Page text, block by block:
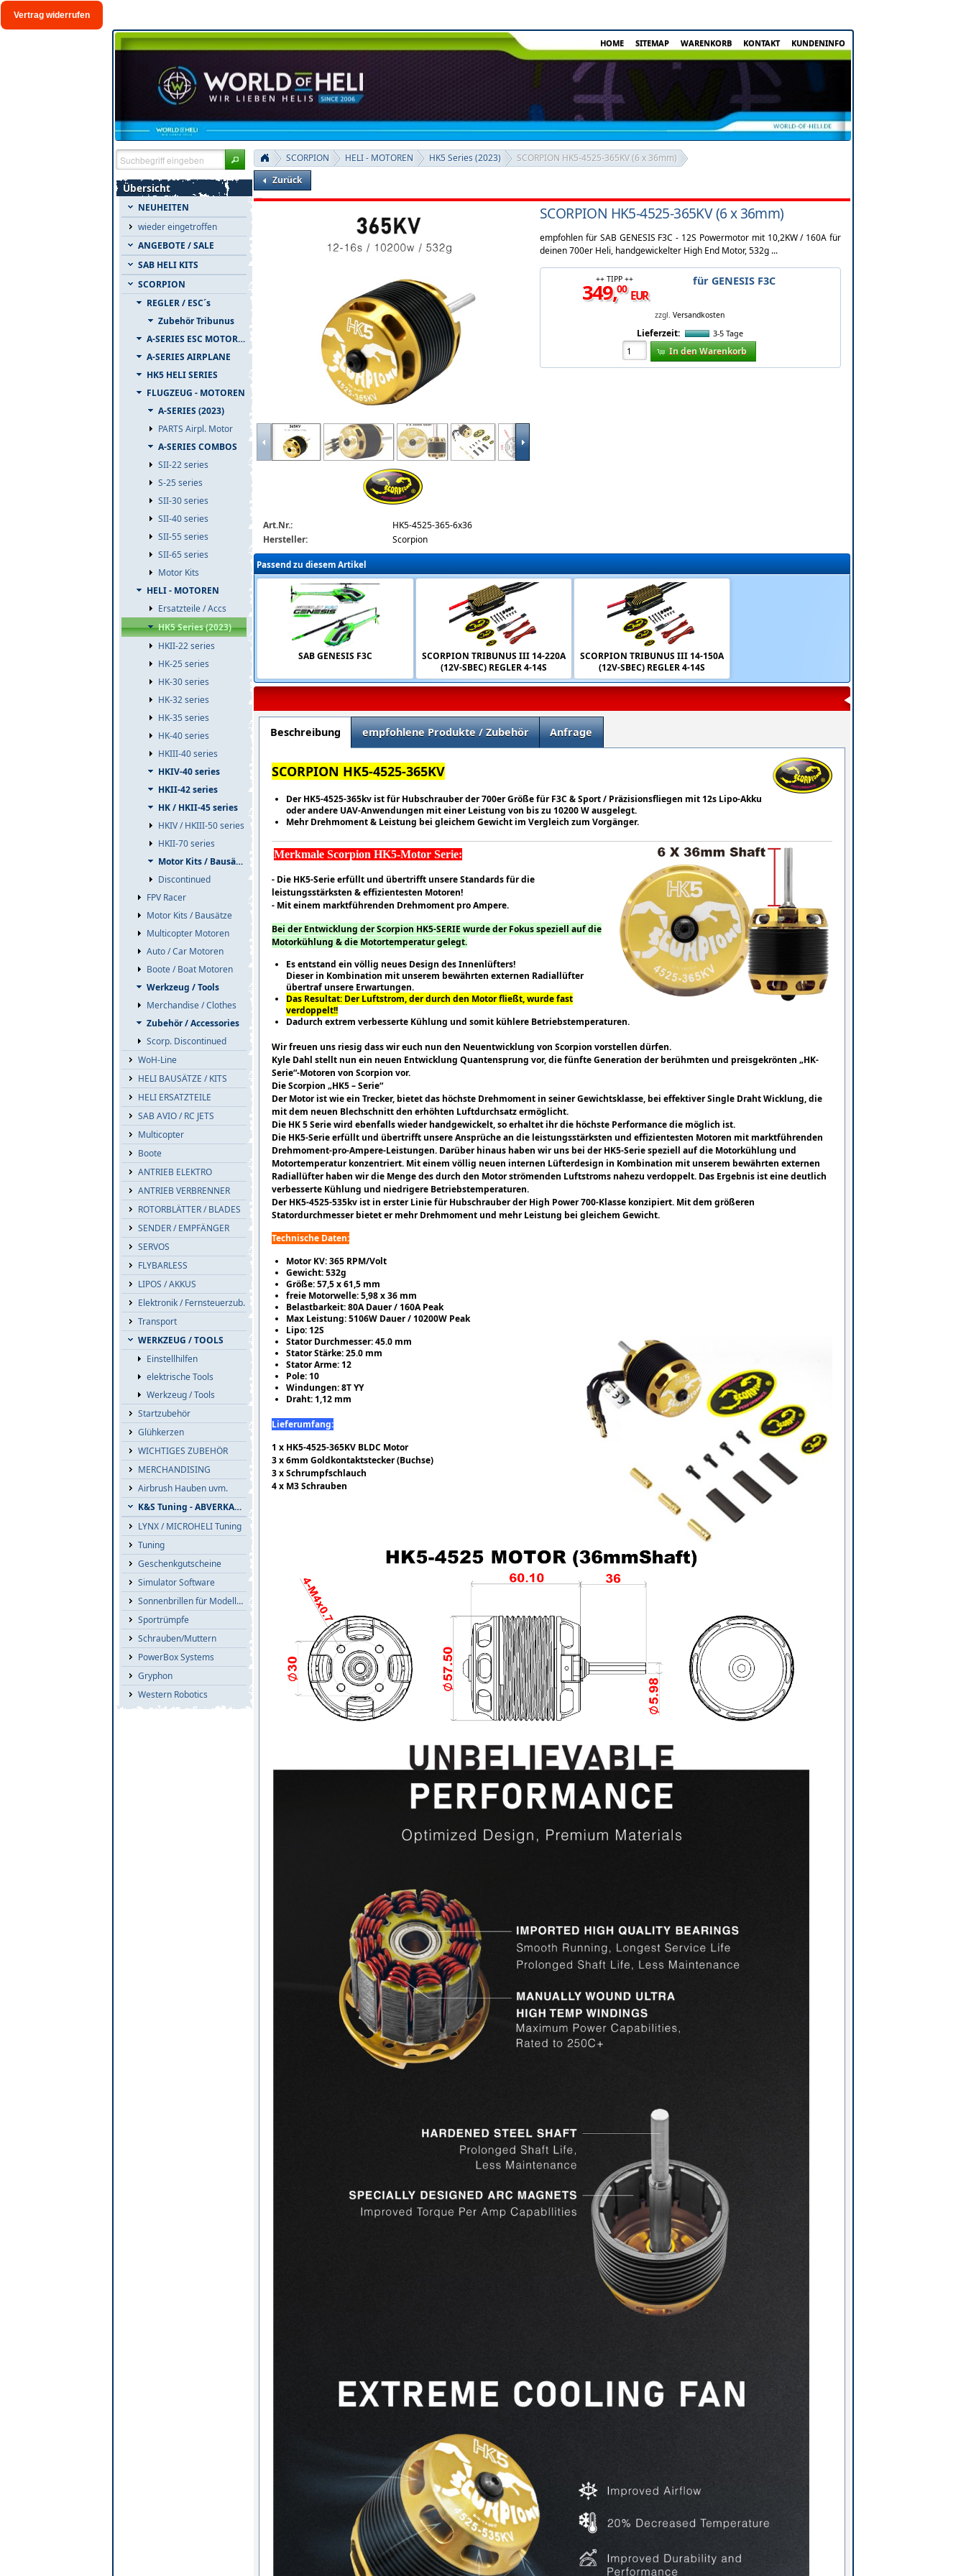
Vertrag widerrufen
HOME SITEMAP WARENKORB KONTAKT KUNDENINFO
Übersicht
NEUHEITEN
wieder eingetroffen
ANGEBOTE / SALE
SAB HELI KITS
SCORPION
REGLER / ESC´s
Zubehör Tribunus
A-SERIES ESC MOTOR COMBO
A-SERIES AIRPLANE
HK5 HELI SERIES
FLUGZEUG - MOTOREN
A-SERIES (2023)
PARTS Airpl. Motor
A-SERIES COMBOS
SII-22 series
S-25 series
SII-30 series
SII-40 series
SII-55 series
SII-65 series
Motor Kits
HELI - MOTOREN
Ersatzteile / Accs
HK5 Series (2023)
HKII-22 series
HK-25 series
HK-30 series
HK-32 series
HK-35 series
HK-40 series
HKIII-40 series
HKIV-40 series
HKII-42 series
HK / HKII-45 series
HKIV / HKIII-50 series
HKII-70 series
Motor Kits / Bausätze
Discontinued
FPV Racer
Motor Kits / Bausätze
Multicopter Motoren
Auto / Car Motoren
Boote / Boat Motoren
Werkzeug / Tools
Merchandise / Clothes
Zubehör / Accessories
Scorp. Discontinued
WoH-Line
HELI BAUSÄTZE / KITS
HELI ERSATZTEILE
SAB AVIO / RC JETS
Multicopter
Boote
ANTRIEB ELEKTRO
ANTRIEB VERBRENNER
ROTORBLÄTTER / BLADES
SENDER / EMPFÄNGER
SERVOS
FLYBARLESS
LIPOS / AKKUS
Elektronik / Fernsteuerzub.
Transport
WERKZEUG / TOOLS
Einstellhilfen
elektrische Tools
Werkzeug / Tools
Startzubehör
Glühkerzen
WICHTIGES ZUBEHÖR
MERCHANDISING
Airbrush Hauben uvm.
K&S Tuning - ABVERKAUF
LYNX / MICROHELI Tuning
Tuning
Geschenkgutscheine
Simulator Software
Sonnenbrillen für Modellflieger
Sportrümpfe
Schrauben/Muttern
PowerBox Systems
Gryphon
Western Robotics
SCORPION HELI - MOTOREN HK5 Series (2023)
SCORPION HK5-4525-365KV (6 x 36mm)
Zurück
scorpion-hk5-4525-365.jpg
Art.Nr.:
HK5-4525-365-6x36
Hersteller:
Scorpion
SCORPION HK5-4525-365KV (6 x 36mm)
empfohlen für SAB GENESIS F3C - 12S Powermotor mit 10,2KW / 160A für
deinen 700er Heli, handgewickelter High End Motor, 532g ...
++ TIPP ++
349,00 EUR
für GENESIS F3C
zzgl. Versandkosten
Lieferzeit: 3-5 Tage
In den Warenkorb
Passend zu diesem Artikel
SAB GENESIS F3C
SCORPION TRIBUNUS III 14-220A
(12V-SBEC) REGLER 4-14S
SCORPION TRIBUNUS III 14-150A
(12V-SBEC) REGLER 4-14S
Beschreibung empfohlene Produkte / Zubehör Anfrage
SCORPION HK5-4525-365KV
Der HK5-4525-365kv ist für Hubschrauber der 700er Größe für F3C & Sport / Präzisionsfliegen mit 12s Lipo-Akku
oder andere UAV-Anwendungen mit einer Leistung von bis zu 10200 W ausgelegt.
Mehr Drehmoment & Leistung bei gleichem Gewicht im Vergleich zum Vorgänger.
Merkmale Scorpion HK5-Motor Serie:
- Die HK5-Serie erfüllt und übertrifft unsere Standards für die
leistungsstärksten & effizientesten Motoren!
- Mit einem marktführenden Drehmoment pro Ampere.
Bei der Entwicklung der Scorpion HK5-SERIE wurde der Fokus speziell auf die
Motorkühlung & die Motortemperatur gelegt.
Es entstand ein völlig neues Design des Innenlüfters!
Dieser in Kombination mit unserem bewährten externen Radiallüfter
übertraf unsere Erwartungen.
Das Resultat: Der Luftstrom, der durch den Motor fließt, wurde fast
verdoppelt!!
Dadurch extrem verbesserte Kühlung und somit kühlere Betriebstemperaturen.
Wir freuen uns riesig dass wir euch nun den Neuentwicklung von Scorpion vorstellen dürfen.
Kyle Dahl stellt nun ein neuen Entwicklung Quantensprung vor, die fünfte Generation der berühmten und preisgekrönten „HK-
Serie“-Motoren von Scorpion vor.
Die Scorpion „HK5 – Serie“
Der Motor ist wie ein Trecker, bietet das höchste Drehmoment in seiner Gewichtsklasse, bei effektiver Single Draht Wicklung, die
mit dem neuen Blechschnitt den erhöhten Luftdurchsatz ermöglicht.
Die HK 5 Serie wird ebenfalls wieder handgewickelt, so erhaltet ihr die höchste Performance die möglich ist.
Die HK5-Serie erfüllt und übertrifft unsere Ansprüche an die leistungsstärksten und effizientesten Motoren mit marktführenden
Drehmoment-pro-Ampere-Leistungen. Darüber hinaus haben wir uns bei der HK5-Serie speziell auf die Motorkühlung und
Motortemperatur konzentriert. Mit einem völlig neuen internen Lüfterdesign in Kombination mit unserem bewährten externen
Radiallüfter haben wir die Menge des durch den Motor strömenden Luftstroms nahezu verdoppelt. Das Ergebnis ist eine deutlich
verbesserte Kühlung und niedrigere Betriebstemperaturen.
Der HK5-4525-535kv ist in erster Linie für Hubschrauber der High Power 700-Klasse konzipiert. Mit dem größeren
Statordurchmesser bietet er mehr Drehmoment und mehr Leistung bei gleichem Gewicht.
Technische Daten:
Motor KV: 365 RPM/Volt
Gewicht: 532g
Größe: 57,5 x 61,5 mm
freie Motorwelle: 5,98 x 36 mm
Belastbarkeit: 80A Dauer / 160A Peak
Max Leistung: 5106W Dauer / 10200W Peak
Lipo: 12S
Stator Durchmesser: 45.0 mm
Stator Stärke: 25.0 mm
Stator Arme: 12
Pole: 10
Windungen: 8T YY
Draht: 1,12 mm
Lieferumfang:
1 x HK5-4525-365KV BLDC Motor
3 x 6mm Goldkontaktstecker (Buchse)
3 x Schrumpfschlauch
4 x M3 Schrauben